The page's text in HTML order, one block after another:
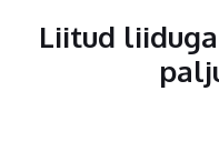
Liitud